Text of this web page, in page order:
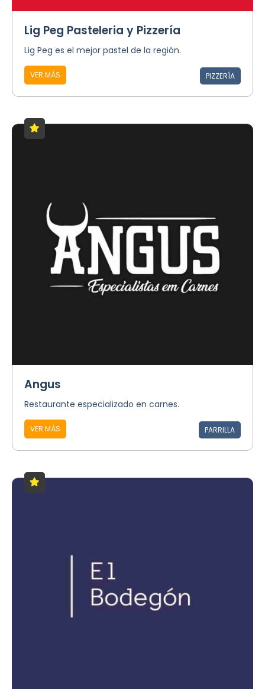
Lig Peg Pasteleria y Pizzería
Lig Peg es el mejor pastel de la región.
VER MÁS PIZZERÍA
Angus
Restaurante especializado en carnes.
VER MÁS PARRILLA